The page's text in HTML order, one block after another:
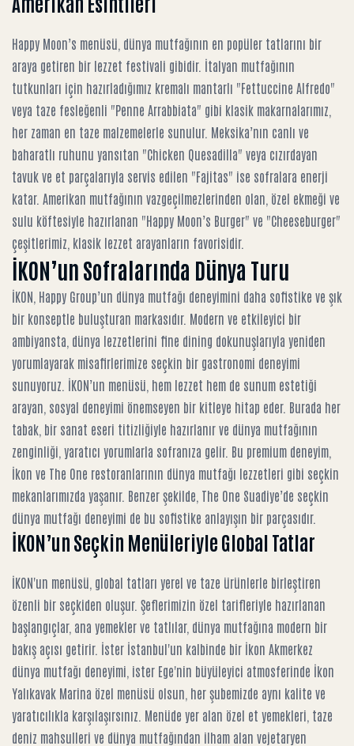
Happy Moon’s menüsü, dünya mutfağının en popüler tatlarını bir
araya getiren bir lezzet festivali gibidir. İtalyan mutfağının
tutkunları için hazırladığımız kremalı mantarlı "Fettuccine Alfredo"
veya taze fesleğenli "Penne Arrabbiata" gibi klasik makarnalarımız,
her zaman en taze malzemelerle sunulur. Meksika’nın canlı ve
baharatlı ruhunu yansıtan "Chicken Quesadilla" veya cızırdayan
tavuk ve et parçalarıyla servis edilen "Fajitas" ise sofralara enerji
katar. Amerikan mutfağının vazgeçilmezlerinden olan, özel ekmeği ve
sulu köftesiyle hazırlanan "Happy Moon’s Burger" ve "Cheeseburger"
çeşitlerimiz, klasik lezzet arayanların favorisidir.
İKON’un Sofralarında Dünya Turu
İKON, Happy Group’un dünya mutfağı deneyimini daha sofistike ve şık
bir konseptle buluşturan markasıdır. Modern ve etkileyici bir
ambiyansta, dünya lezzetlerini fine dining dokunuşlarıyla yeniden
yorumlayarak misafirlerimize seçkin bir gastronomi deneyimi
sunuyoruz. İKON’un menüsü, hem lezzet hem de sunum estetiği
arayan, sosyal deneyimi önemseyen bir kitleye hitap eder. Burada her
tabak, bir sanat eseri titizliğiyle hazırlanır ve dünya mutfağının
zenginliği, yaratıcı yorumlarla sofranıza gelir. Bu premium deneyim,
İkon ve The One restoranlarının dünya mutfağı lezzetleri gibi seçkin
mekanlarımızda yaşanır. Benzer şekilde, The One Suadiye’de seçkin
dünya mutfağı deneyimi de bu sofistike anlayışın bir parçasıdır.
İKON’un Seçkin Menüleriyle Global Tatlar
İKON'un menüsü, global tatları yerel ve taze ürünlerle birleştiren
özenli bir seçkiden oluşur. Şeflerimizin özel tarifleriyle hazırlanan
başlangıçlar, ana yemekler ve tatlılar, dünya mutfağına modern bir
bakış açısı getirir. İster İstanbul'un kalbinde bir İkon Akmerkez
dünya mutfağı deneyimi , ister Ege'nin büyüleyici atmosferinde İkon
Yalıkavak Marina özel menüsü olsun, her şubemizde aynı kalite ve
yaratıcılıkla karşılaşırsınız. Menüde yer alan özel et yemekleri, taze
deniz mahsulleri ve dünya mutfağından ilham alan vejetaryen